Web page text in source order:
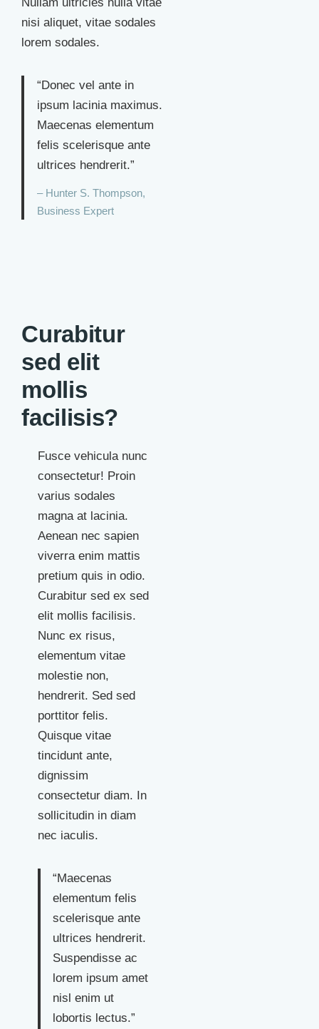
nisi aliquet, vitae sodales
lorem sodales.
“Donec vel ante in
ipsum lacinia maximus.
Maecenas elementum
felis scelerisque ante
ultrices hendrerit.”
– Hunter S. Thompson,
Business Expert
Curabitur
sed elit
mollis
facilisis?
Fusce vehicula nunc
consectetur! Proin
varius sodales
magna at lacinia.
Aenean nec sapien
viverra enim mattis
pretium quis in odio.
Curabitur sed ex sed
elit mollis facilisis.
Nunc ex risus,
elementum vitae
molestie non,
hendrerit. Sed sed
porttitor felis.
Quisque vitae
tincidunt ante,
dignissim
consectetur diam. In
sollicitudin in diam
nec iaculis.
“Maecenas
elementum felis
scelerisque ante
ultrices hendrerit.
Suspendisse ac
lorem ipsum amet
nisl enim ut
lobortis lectus.”